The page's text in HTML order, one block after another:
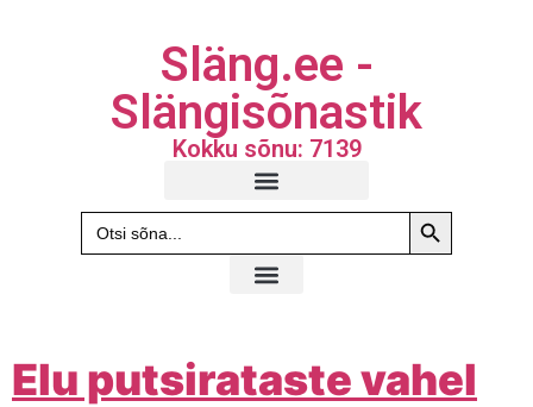
Släng.ee -
Slängisõnastik
Kokku sõnu: 7139
Search
for:
Search
Elu putsirataste vahel